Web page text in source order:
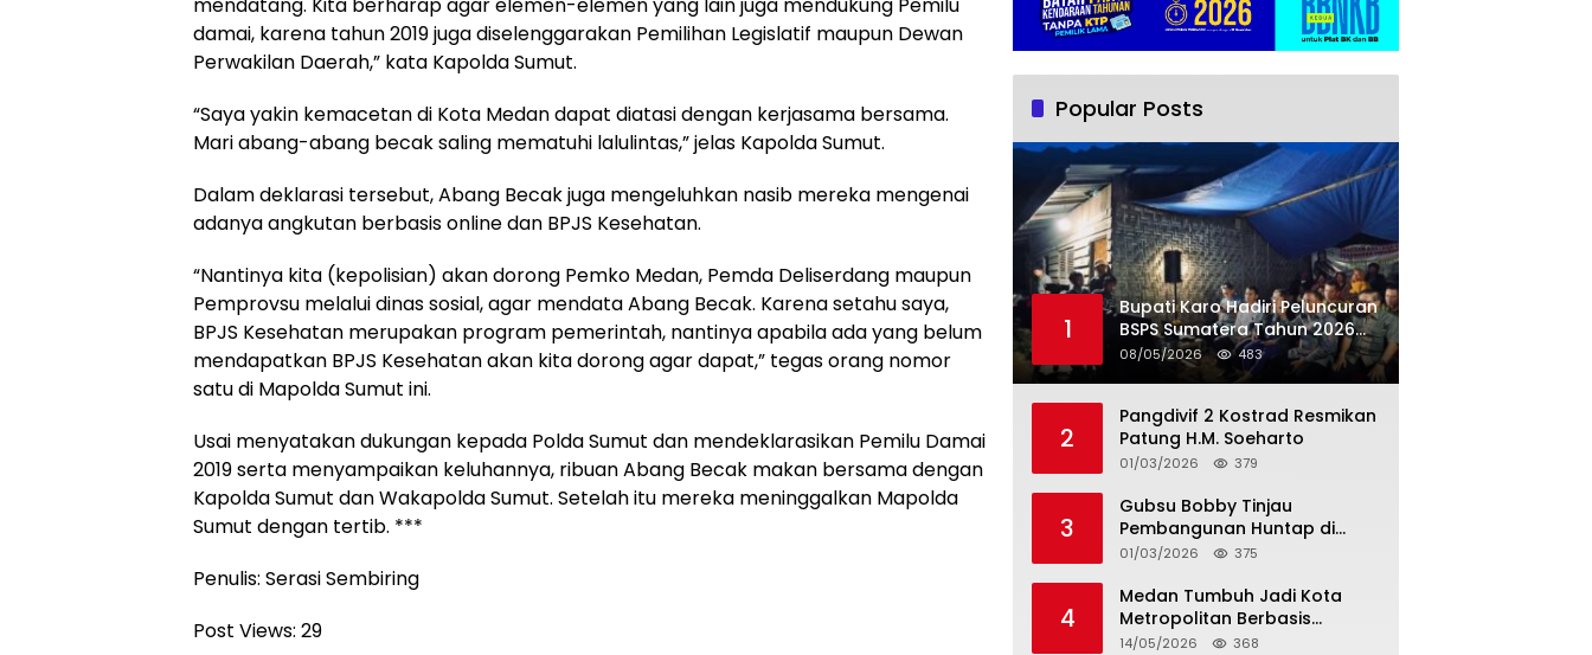
damai, karena tahun 2019 juga diselenggarakan Pemilihan Legislatif maupun Dewan
Perwakilan Daerah,” kata Kapolda Sumut.
“Saya yakin kemacetan di Kota Medan dapat diatasi dengan kerjasama bersama.
Mari abang-abang becak saling mematuhi lalulintas,” jelas Kapolda Sumut.
Dalam deklarasi tersebut, Abang Becak juga mengeluhkan nasib mereka mengenai
adanya angkutan berbasis online dan BPJS Kesehatan.
“Nantinya kita (kepolisian) akan dorong Pemko Medan, Pemda Deliserdang maupun
Pemprovsu melalui dinas sosial, agar mendata Abang Becak. Karena setahu saya,
BPJS Kesehatan merupakan program pemerintah, nantinya apabila ada yang belum
mendapatkan BPJS Kesehatan akan kita dorong agar dapat,” tegas orang nomor
satu di Mapolda Sumut ini.
Usai menyatakan dukungan kepada Polda Sumut dan mendeklarasikan Pemilu Damai
2019 serta menyampaikan keluhannya, ribuan Abang Becak makan bersama dengan
Kapolda Sumut dan Wakapolda Sumut. Setelah itu mereka meninggalkan Mapolda
Sumut dengan tertib. ***
Penulis: Serasi Sembiring
Post Views: 29
Popular Posts
1
Bupati Karo Hadiri Peluncuran
BSPS Sumatera Tahun 2026
Secarra Daring
08/05/2026 483
2
Pangdivif 2 Kostrad Resmikan
Patung H.M. Soeharto
01/03/2026 379
3
Gubsu Bobby Tinjau
Pembangunan Huntap di
Tapteng
01/03/2026 375
4
Medan Tumbuh Jadi Kota
Metropolitan Berbasis
Teknologi
14/05/2026 368